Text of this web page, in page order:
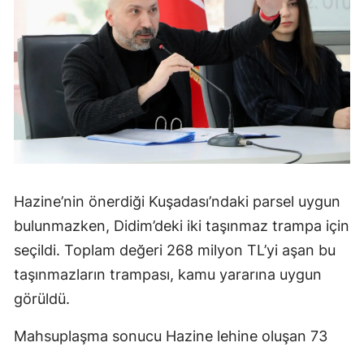
Hazine’nin önerdiği Kuşadası’ndaki parsel uygun
bulunmazken, Didim’deki iki taşınmaz trampa için
seçildi. Toplam değeri 268 milyon TL’yi aşan bu
taşınmazların trampası, kamu yararına uygun
görüldü.
Mahsuplaşma sonucu Hazine lehine oluşan 73